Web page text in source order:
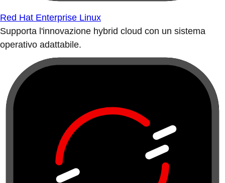
Red Hat Enterprise Linux
Supporta l'innovazione hybrid cloud con un sistema
operativo adattabile.